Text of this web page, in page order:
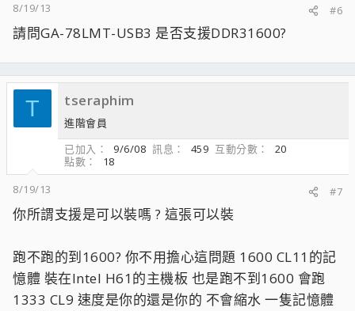
8/19/13
#6
請問GA-78LMT-USB3 是否支援DDR31600?
T tseraphim
進階會員
已加入
9/6/08 訊息 459 互動分數
20
點數
18
8/19/13
#7
你所謂支援是可以裝嗎 ? 這張可以裝
跑不跑的到1600? 你不用擔心這問題 1600 CL11的記
憶體 裝在Intel H61的主機板 也是跑不到1600 會跑
1333 CL9 速度是你的還是你的 不會縮水 一隻記憶體